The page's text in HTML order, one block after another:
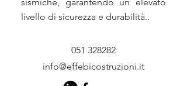
livello di sicurezza e durabilità..
051 328282
info@effebicostruzioni.it